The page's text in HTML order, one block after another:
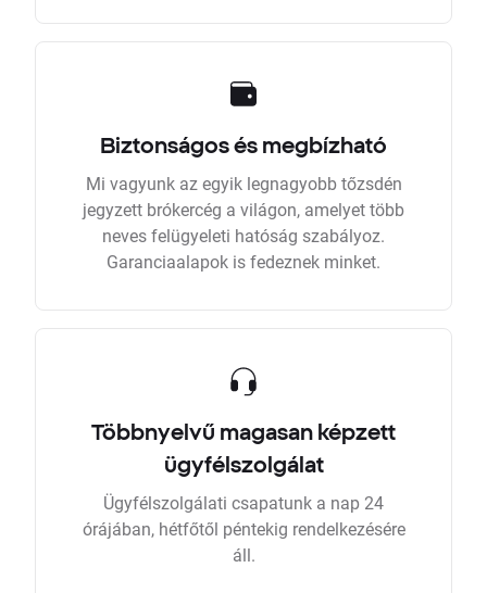
Biztonságos és megbízható
Mi vagyunk az egyik legnagyobb tőzsdén
jegyzett brókercég a világon, amelyet több
neves felügyeleti hatóság szabályoz.
Garanciaalapok is fedeznek minket.
Többnyelvű magasan képzett
ügyfélszolgálat
Ügyfélszolgálati csapatunk a nap 24
órájában, hétfőtől péntekig rendelkezésére
áll.